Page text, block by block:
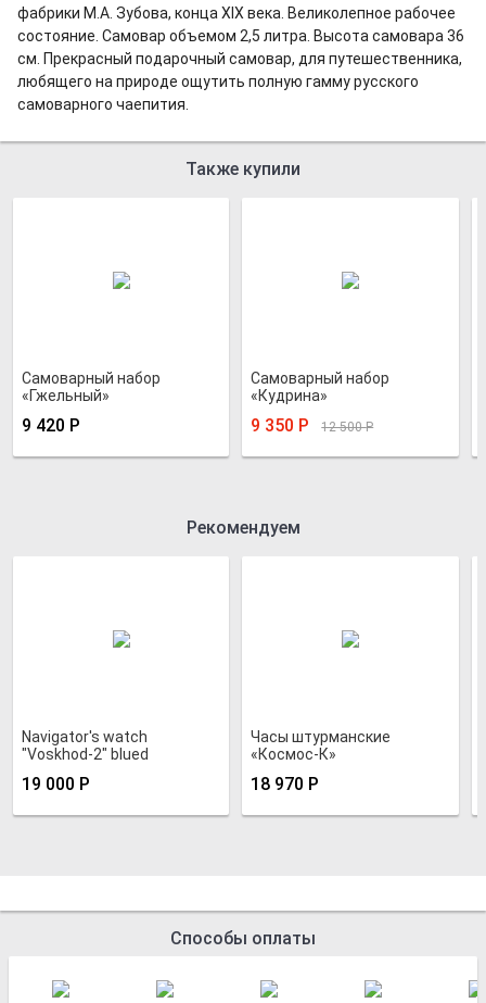
фабрики М.А. Зубова, конца XIX века. Великолепное рабочее
состояние. Самовар объемом 2,5 литра. Высота самовара 36
см. Прекрасный подарочный самовар, для путешественника,
любящего на природе ощутить полную гамму русского
самоварного чаепития.
Также купили
Самоварный набор
«Гжельный»
9 420 Р
Самоварный набор
«Кудрина»
9 350 Р 12 500Р
Рекомендуем
Navigator's watch
"Voskhod-2" blued
19 000 Р
Часы штурманские
«Космос-К»
18 970 Р
Способы оплаты